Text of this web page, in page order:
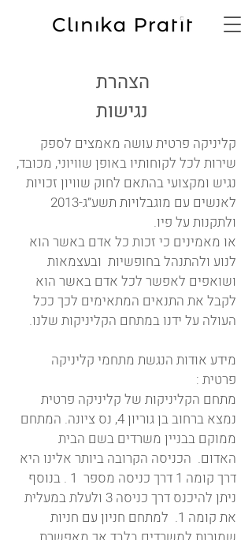
הצהרת
נגישות
קליניקה פרטית עושה מאמצים לספק
שירות לכל לקוחותיו באופן שוויוני, מכובד,
נגיש ומקצועי בהתאם לחוק שוויון זכויות
לאנשים עם מוגבלויות תשע”ג-2013
ולתקנות על פיו.
או מאמינים כי זכות כל אדם באשר הוא
לנוע ולהתנהל בחופשיות ובעצמאות
ושואפים לאפשר לכל אדם באשר הוא
לקבל את התנאים המתאימים לכך ככל
העולה על ידנו במתחם הקליניקות שלנו.
מידע אודות הנגשת מתחמי קליניקה
פרטית :
מתחם הקליניקות של קליניקה פרטית
נמצא ברחוב בן גוריון 4, נס ציונה. המתחם
ממוקם בבניין משרדים בשם הבית
האדום. הכניסה הקרובה ביותר אלינו היא
דרך קומה 1 דרך כניסה מספר 1 . בנוסף
ניתן להיכנס דרך כניסה 3 ולעלת במעלית
את קומה 1. למתחם חניון עם חניות